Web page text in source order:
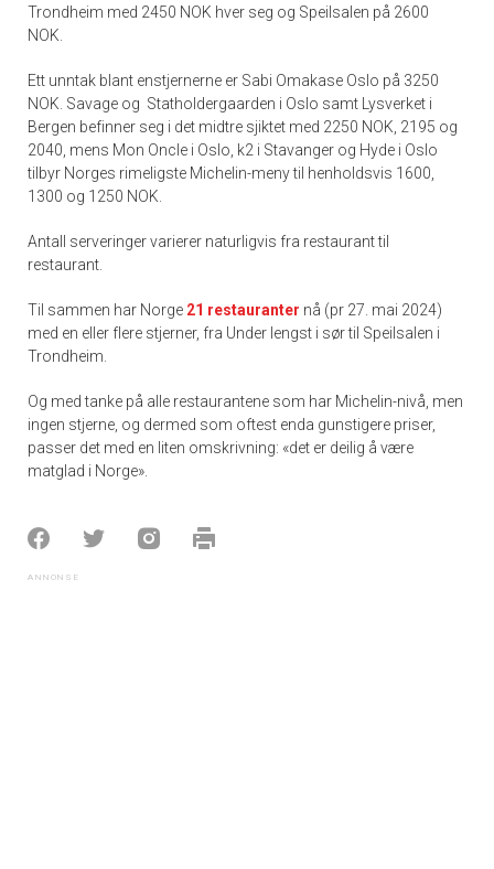
Trondheim med 2450 NOK hver seg og Speilsalen på 2600
NOK.
Ett unntak blant enstjernerne er Sabi Omakase Oslo på 3250
NOK. Savage og Statholdergaarden i Oslo samt Lysverket i
Bergen befinner seg i det midtre sjiktet med 2250 NOK, 2195 og
2040, mens Mon Oncle i Oslo, k2 i Stavanger og Hyde i Oslo
tilbyr Norges rimeligste Michelin-meny til henholdsvis 1600,
1300 og 1250 NOK.
Antall serveringer varierer naturligvis fra restaurant til
restaurant.
Til sammen har Norge 21 restauranter nå (pr 27. mai 2024)
med en eller flere stjerner, fra Under lengst i sør til Speilsalen i
Trondheim.
Og med tanke på alle restaurantene som har Michelin-nivå, men
ingen stjerne, og dermed som oftest enda gunstigere priser,
passer det med en liten omskrivning: «det er deilig å være
matglad i Norge».